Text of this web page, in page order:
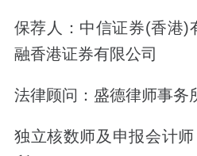
保荐人： 中信证券(香港)
融香港证券有限公司
法律顾问： 盛德律师事务
独立核数师及申报会计师